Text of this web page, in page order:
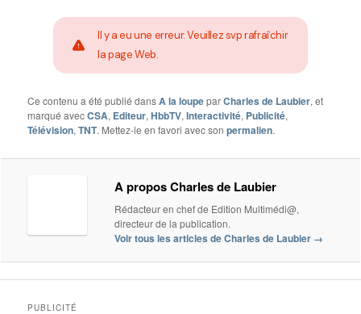
Il y a eu une erreur. Veuillez svp rafraîchir
la page Web.
Ce contenu a été publié dansA la loupeparCharles de Laubier, et
marqué avecCSA, Editeur,HbbTV,Interactivité, Publicité,
Télévision,TNT. Mettez-le en favori avec sonpermalien.
A propos Charles de Laubier
Rédacteur en chef de Edition Multimédi@,
directeur de la publication.
Voir tous les articles de Charles de Laubier →
PUBLICITÉ